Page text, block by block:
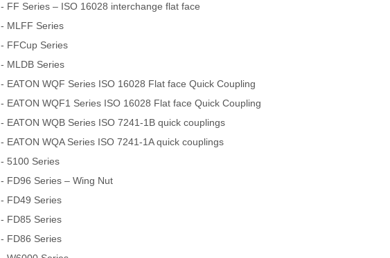
- FF Series – ISO 16028 interchange flat face
- MLFF Series
- FFCup Series
- MLDB Series
- EATON WQF Series ISO 16028 Flat face Quick Coupling
- EATON WQF1 Series ISO 16028 Flat face Quick Coupling
- EATON WQB Series ISO 7241-1B quick couplings
- EATON WQA Series ISO 7241-1A quick couplings
- 5100 Series
- FD96 Series – Wing Nut
- FD49 Series
- FD85 Series
- FD86 Series